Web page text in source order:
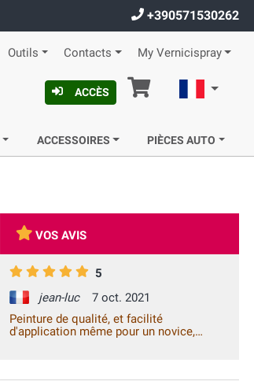
+390571530262
Outils Contacts My Vernicispray
ACCÈS Panier
ACCESSOIRES PIÈCES AUTO
VOS AVIS
5
jean-luc
7 oct. 2021
Peinture de qualité, et facilité
d'application même pour un novice,